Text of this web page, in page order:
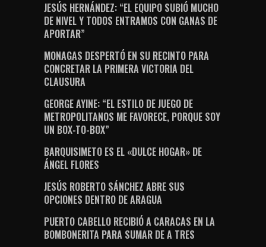
JESÚS HERNÁNDEZ: “EL EQUIPO SUBIÓ MUCHO
DE NIVEL Y TODOS ENTRAMOS CON GANAS DE
APORTAR”
MONAGAS DESPERTÓ EN SU RECINTO PARA
CONCRETAR LA PRIMERA VICTORIA DEL
CLAUSURA
GEORGE AYINE: “EL ESTILO DE JUEGO DE
METROPOLITANOS ME FAVORECE, PORQUE SOY
UN BOX-TO-BOX”
BARQUISIMETO ES EL «DULCE HOGAR» DE
ÁNGEL FLORES
JESÚS ROBERTO SÁNCHEZ ABRE SUS
OPCIONES DENTRO DE ARAGUA
PUERTO CABELLO RECIBIÓ A CARACAS EN LA
BOMBONERITA PARA SUMAR DE A TRES